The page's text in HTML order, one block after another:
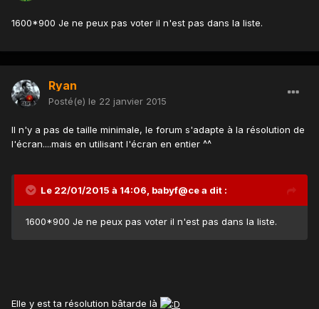
1600*900 Je ne peux pas voter il n'est pas dans la liste.
Ryan
Posté(e) le 22 janvier 2015
Il n'y a pas de taille minimale, le forum s'adapte à la résolution de
l'écran....mais en utilisant l'écran en entier ^^
Le 22/01/2015 à 14:06, babyf@ce a dit :
1600*900 Je ne peux pas voter il n'est pas dans la liste.
Elle y est ta résolution bâtarde là